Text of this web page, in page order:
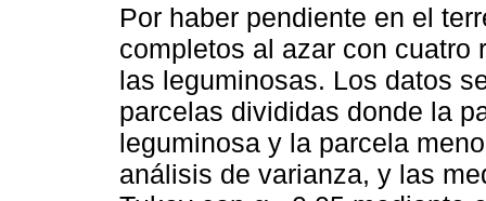
Por haber pendiente en el
completos al azar con cuatro
las leguminosas. Los datos
parcelas divididas donde la
leguminosa y la parcela
análisis de varianza, y las